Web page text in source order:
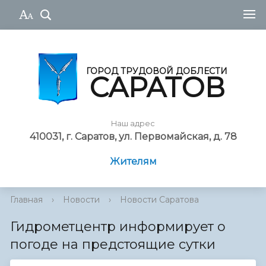
ГОРОД ТРУДОВОЙ ДОБЛЕСТИ
САРАТОВ
Наш адрес
410031, г. Саратов, ул. Первомайская, д. 78
Жителям
Главная › Новости › Новости Саратова
Гидрометцентр информирует о
погоде на предстоящие сутки